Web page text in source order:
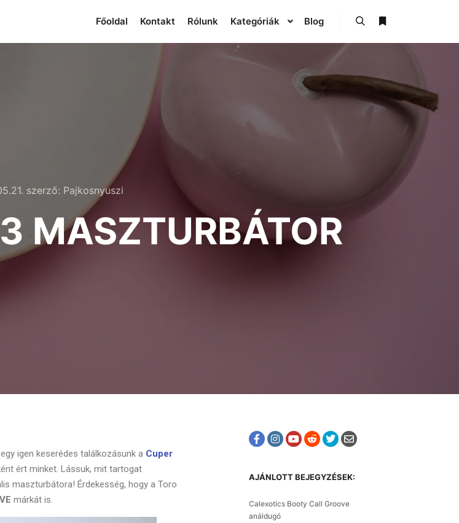
Főoldal Kontakt Rólunk Kategóriák Blog
szerző: Pajkosnyuszi
MASZTURBÁTOR
igen keserédes találkozásunk a Cuper
ért minket. Lássuk, mit tartogat
maszturbátora! Érdekesség, hogy a Toro
márkát is.
AJÁNLOTT BEJEGYZÉSEK:
Calexotics Booty Call Groove
análdugó